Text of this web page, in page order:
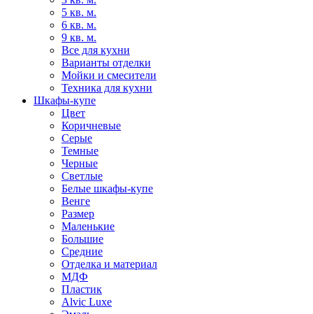
5 кв. м.
6 кв. м.
9 кв. м.
Все для кухни
Варианты отделки
Мойки и смесители
Техника для кухни
Шкафы-купе
Цвет
Коричневые
Серые
Темные
Черные
Светлые
Белые шкафы-купе
Венге
Размер
Маленькие
Большие
Средние
Отделка и материал
МДФ
Пластик
Alvic Luxe